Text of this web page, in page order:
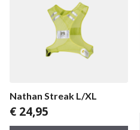
Nathan Streak L/XL
€ 24,95